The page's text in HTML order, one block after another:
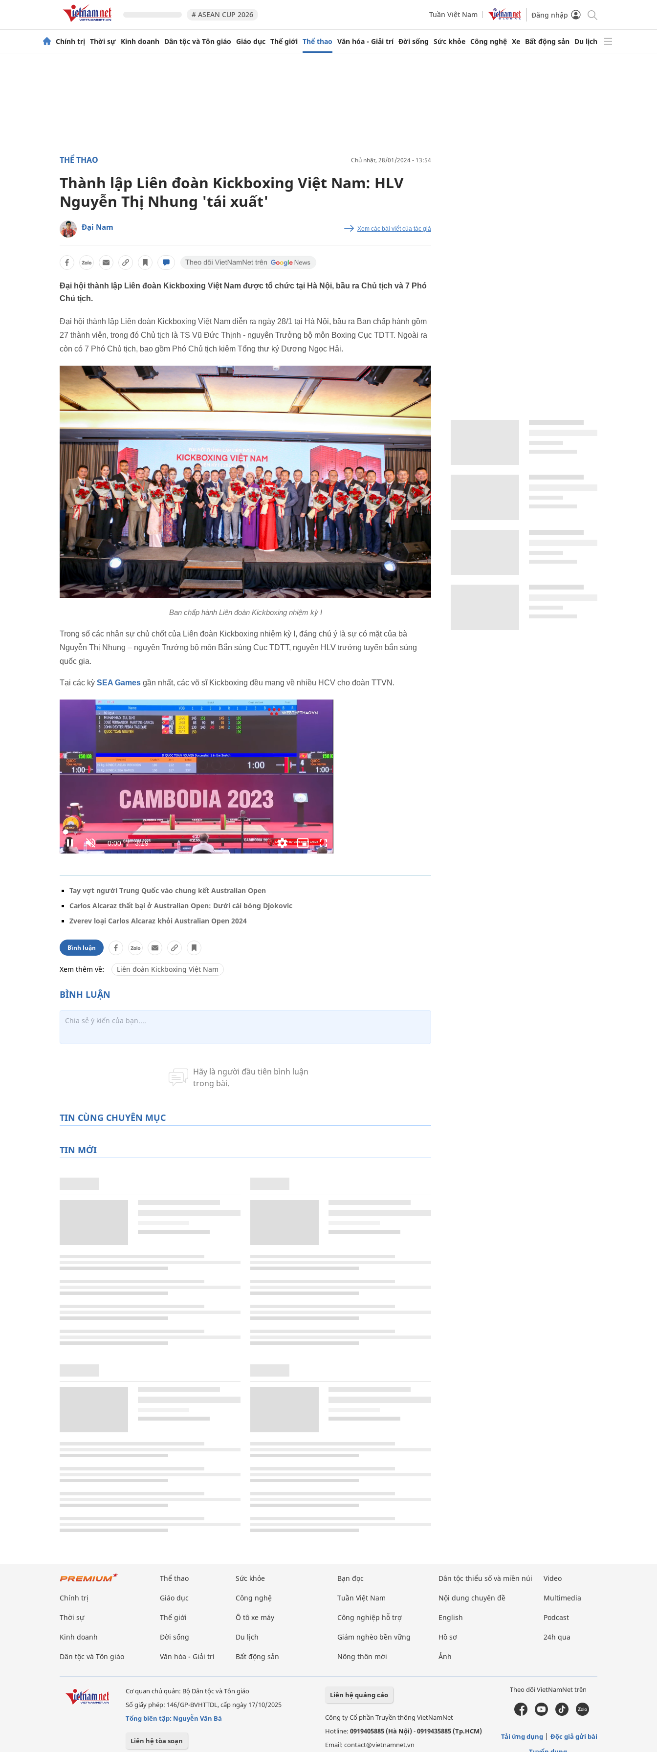
# ASEAN CUP 2026 Tuần Việt Nam Đăng nhập
Chính trị Thời sự Kinh doanh Dân tộc và Tôn giáo Giáo dục Thế giới Thể thao Văn hóa - Giải trí Đời sống Sức khỏe Công nghệ Xe Bất động sản Du lịch
THỂ THAO chủ nhật, 28/01/2024 - 13:54
Thành lập Liên đoàn Kickboxing Việt Nam: HLV
Nguyễn Thị Nhung 'tái xuất'
Đại Nam Xem các bài viết của tác giả
Đại hội thành lập Liên đoàn Kickboxing Việt Nam được tổ chức tại Hà Nội, bầu ra Chủ tịch và 7 Phó
Chủ tịch.
Đại hội thành lập Liên đoàn Kickboxing Việt Nam diễn ra ngày 28/1 tại Hà Nội, bầu ra Ban chấp hành gồm
27 thành viên, trong đó Chủ tịch là TS Vũ Đức Thịnh - nguyên Trưởng bộ môn Boxing Cục TDTT. Ngoài ra
còn có 7 Phó Chủ tịch, bao gồm Phó Chủ tịch kiêm Tổng thư ký Dương Ngọc Hải.
Ban chấp hành Liên đoàn Kickboxing nhiệm kỳ I
Trong số các nhân sự chủ chốt của Liên đoàn Kickboxing nhiệm kỳ I, đáng chú ý là sự có mặt của bà
Nguyễn Thị Nhung – nguyên Trưởng bộ môn Bắn súng Cục TDTT, nguyên HLV trưởng tuyển bắn súng
quốc gia.
Tại các kỳ SEA Games gần nhất, các võ sĩ Kickboxing đều mang về nhiều HCV cho đoàn TTVN.
Tay vợt người Trung Quốc vào chung kết Australian Open
Carlos Alcaraz thất bại ở Australian Open: Dưới cái bóng Djokovic
Zverev loại Carlos Alcaraz khỏi Australian Open 2024
Bình luận
Xem thêm về: Liên đoàn Kickboxing Việt Nam
TIN CÙNG CHUYÊN MỤC
TIN MỚI
Chính trị
Thời sự
Kinh doanh
Dân tộc và Tôn giáo
Thể thao
Giáo dục
Thế giới
Đời sống
Văn hóa - Giải trí
Sức khỏe
Công nghệ
Ô tô xe máy
Du lịch
Bất động sản
Bạn đọc
Tuần Việt Nam
Công nghiệp hỗ trợ
Giảm nghèo bền vững
Nông thôn mới
Dân tộc thiểu số và miền núi
Nội dung chuyên đề
English
Hồ sơ
Ảnh
Video
Multimedia
Podcast
24h qua
Cơ quan chủ quản: Bộ Dân tộc và Tôn giáo
Số giấy phép: 146/GP-BVHTTDL, cấp ngày 17/10/2025
Tổng biên tập: Nguyễn Văn Bá
Liên hệ tòa soạn
Liên hệ quảng cáo
Công ty Cổ phần Truyền thông VietNamNet
Hotline: 0919405885 (Hà Nội)-0919435885 (Tp.HCM)
Email: contact@vietnamnet.vn
Theo dõi VietNamNet trên
Tải ứng dụng
Độc giả gửi bài